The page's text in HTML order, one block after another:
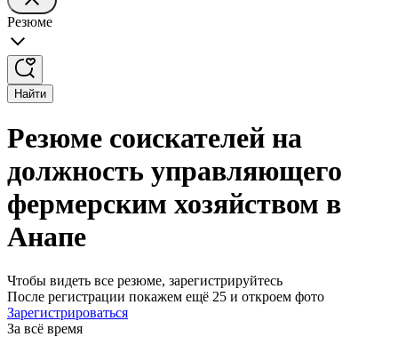
Резюме
Найти
Резюме соискателей на
должность управляющего
фермерским хозяйством в
Анапе
Чтобы видеть все резюме, зарегистрируйтесь
После регистрации покажем ещё 25 и откроем фото
Зарегистрироваться
За всё время